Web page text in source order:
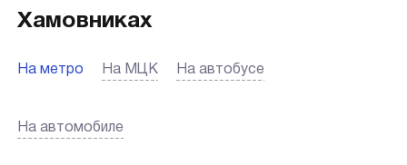
Хамовниках
На метро На МЦК На автобусе
На автомобиле